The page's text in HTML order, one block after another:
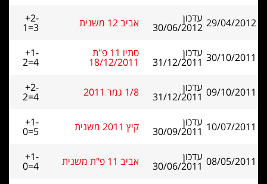
29/04/2012 עדכון
30/06/2012 אביב 12 משנית +2-
1=3
30/10/2011 עדכון
31/12/2011
סתיו 11 פ"ת
18/12/2011
+1-
2=4
09/10/2011 עדכון
31/12/2011 1/8 גמר 2011 +2-
2=4
10/07/2011 עדכון
30/09/2011 קיץ 2011 משנית +1-
0=5
08/05/2011 עדכון
30/06/2011 אביב 11 פ"ת משנית +1-
0=4